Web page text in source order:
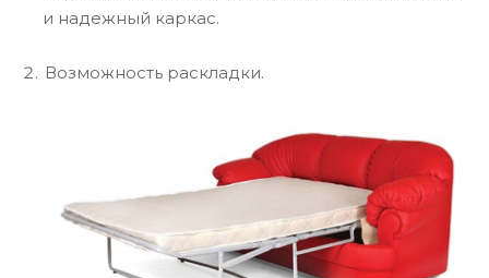
и надежный каркас.
Возможность раскладки.